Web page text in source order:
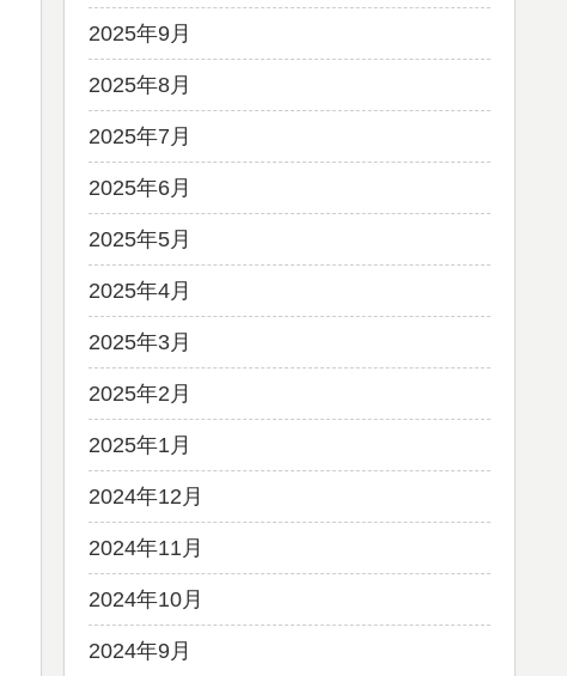
2025年9月
2025年8月
2025年7月
2025年6月
2025年5月
2025年4月
2025年3月
2025年2月
2025年1月
2024年12月
2024年11月
2024年10月
2024年9月